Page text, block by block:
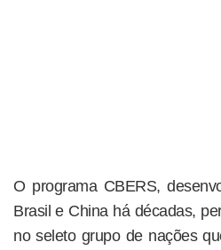
O programa CBERS,
Brasil e China há décadas,
no seleto grupo de nações